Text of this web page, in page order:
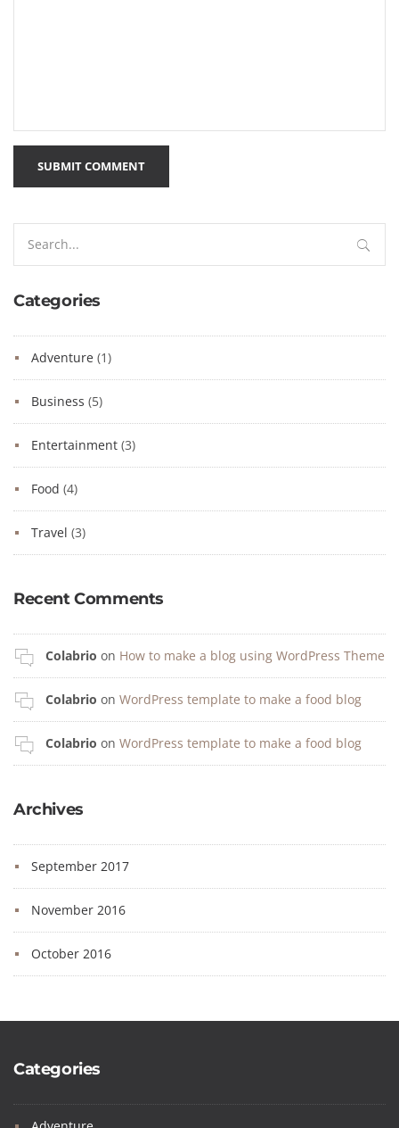
SUBMIT COMMENT
for:
Categories
Adventure (1)
Business (5)
Entertainment (3)
Food (4)
Travel (3)
Recent Comments
Colabrio on How to make a blog using WordPress Theme
Colabrio on WordPress template to make a food blog
Colabrio on WordPress template to make a food blog
Archives
September 2017
November 2016
October 2016
Categories